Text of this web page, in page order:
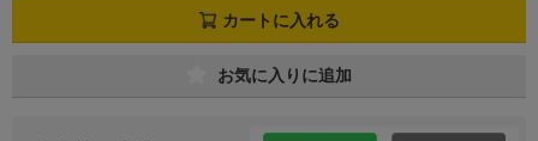
カートに入れる
お気に入りに追加